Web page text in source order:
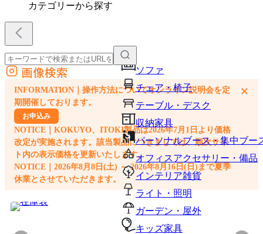
カテゴリーから探す
ソファ
チェア・椅子
テーブル・デスク
収納家具
パーソナルブース・集中ブー
オフィスアクセサリー・備品
インテリア雑貨
ライト・照明
ガーデン・屋外
キッズ家具
外部サイトの商品をカートに追加
他のサイトで見つけた商品ページのURLを貼り付けて、カートに追加できます
画像検索
INFORMATION｜操作方法についてオンライン説明会を定
期開催しております。
お申込み
NOTICE｜KOKUYO、ITOKI製品は2026年7月1日より価格
改定が実施されます。該当製品につきましては、順次サイ
ト内の表示価格を更新いたします。
NOTICE｜2026年8月8日(土) ～ 2026年8月16日(日)まで夏季
休業とさせていただきます。
×